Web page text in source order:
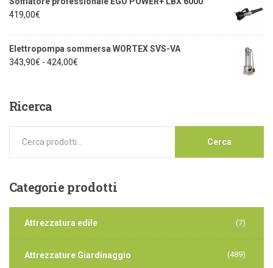
419,00€
Elettropompa sommersa WORTEX SVS-VA
343,90€ - 424,00€
Ricerca
Cerca
Categorieprodotti
Attrezzatura edile (7)
Attrezzature Giardinaggio (489)